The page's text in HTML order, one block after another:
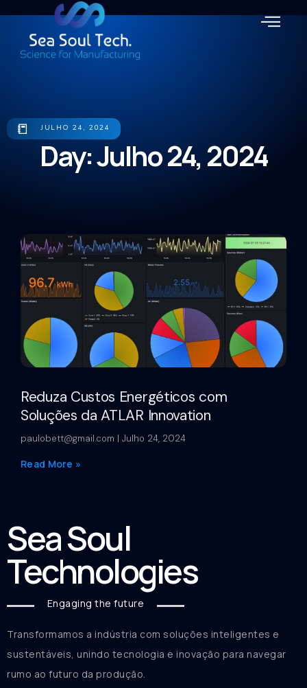
📒 JULHO 24, 2024
Day: Julho 24, 2024
Reduza Custos Energéticos com
Soluções da ATLAR Innovation
paulobett@gmail.com Julho 24, 2024
Read More »
Sea Soul
Technologies
Engaging the future
Transformamos a indústria com soluções inteligentes e
sustentáveis, unindo tecnologia e inovação para navegar
rumo ao futuro da produção.